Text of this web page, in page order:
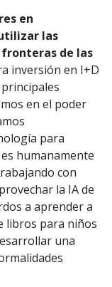
en
las
de las
inversión en I+D
en el poder
para
humanamente
con
la IA de
a aprender a
libros para niños
una